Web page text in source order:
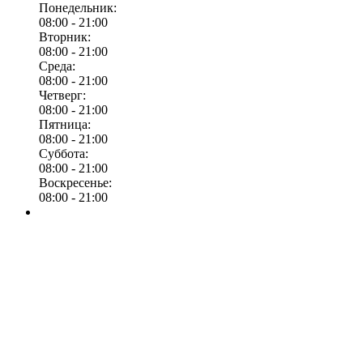
Понедельник:
08:00 - 21:00
Вторник:
08:00 - 21:00
Среда:
08:00 - 21:00
Четверг:
08:00 - 21:00
Пятница:
08:00 - 21:00
Суббота:
08:00 - 21:00
Воскресенье:
08:00 - 21:00